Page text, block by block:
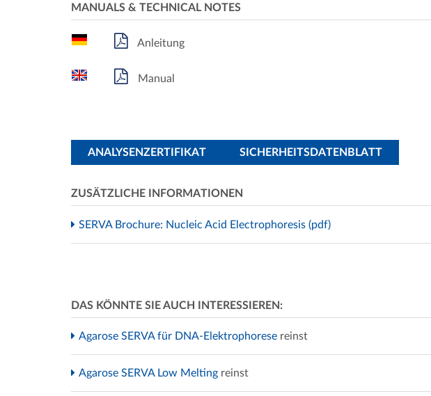
MANUALS & TECHNICAL NOTES
Anleitung
Manual
ANALYSENZERTIFIKAT SICHERHEITSDATENBLATT
ZUSÄTZLICHE INFORMATIONEN
SERVA Brochure: Nucleic Acid Electrophoresis (pdf)
DAS KÖNNTE SIE AUCH INTERESSIEREN:
Agarose SERVA für DNA-Elektrophorese reinst
Agarose SERVA Low Melting reinst